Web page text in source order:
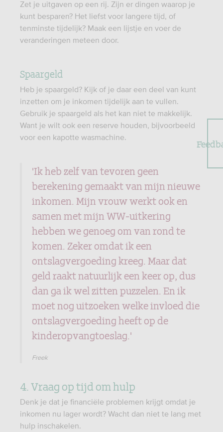
Zet je uitgaven op een rij. Zijn er dingen waarop je
kunt besparen? Het liefst voor langere tijd, of
tenminste tijdelijk? Maak een lijstje en voer de
veranderingen meteen door.
Spaargeld
Heb je spaargeld? Kijk of je daar een deel van kunt
inzetten om je inkomen tijdelijk aan te vullen.
Gebruik je spaargeld als het kan niet te makkelijk.
Want je wilt ook een reserve houden, bijvoorbeeld
voor een kapotte wasmachine.
'Ik heb zelf van tevoren geen
berekening gemaakt van mijn nieuwe
inkomen. Mijn vrouw werkt ook en
samen met mijn WW-uitkering
hebben we genoeg om van rond te
komen. Zeker omdat ik een
ontslagvergoeding kreeg. Maar dat
geld raakt natuurlijk een keer op, dus
dan ga ik wel zitten puzzelen. En ik
moet nog uitzoeken welke invloed die
ontslagvergoeding heeft op de
kinderopvangtoeslag.'
Freek
4. Vraag op tijd om hulp
Denk je dat je financiële problemen krijgt omdat je
inkomen nu lager wordt? Wacht dan niet te lang met
hulp inschakelen.